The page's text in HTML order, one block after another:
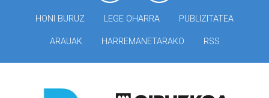
HONI BURUZ LEGE OHARRA PUBLIZITATEA
ARAUAK HARREMANETARAKO RSS